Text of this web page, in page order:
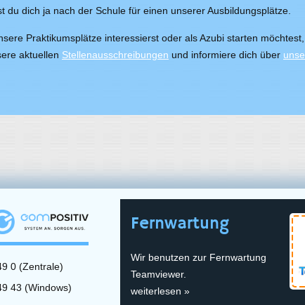
du dich ja nach der Schule für einen unserer Ausbildungsplätze.
Praktikumsplätze interessierst oder als Azubi starten
aktuellen Stellenausschreibungen und informiere dich über
0 (Zentrale)
43 (Windows)
Fernwartung
Wir benutzen zur Fernwartung
Teamviewer.
weiterlesen »